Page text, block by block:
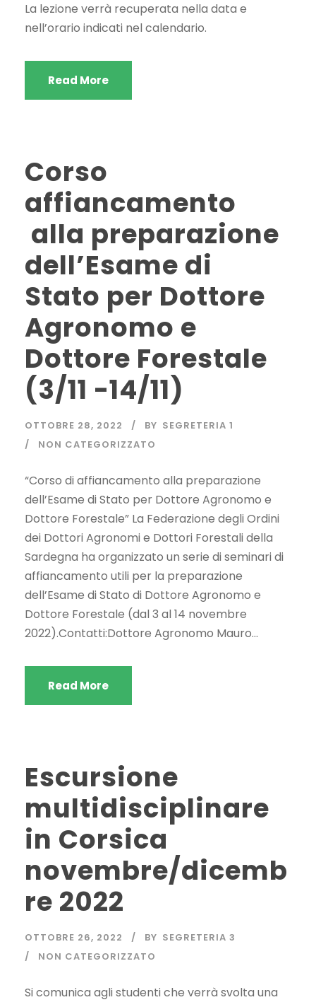
La lezione verrà recuperata nella data e
nell’orario indicati nel calendario.
Read More
Corso
affiancamento
alla preparazione
dell’Esame di
Stato per Dottore
Agronomo e
Dottore Forestale
(3/11 -14/11)
OTTOBRE 28, 2022 BY SEGRETERIA 1
NON CATEGORIZZATO
“Corso di affiancamento alla preparazione
dell’Esame di Stato per Dottore Agronomo e
Dottore Forestale” La Federazione degli Ordini
dei Dottori Agronomi e Dottori Forestali della
Sardegna ha organizzato un serie di seminari di
affiancamento utili per la preparazione
dell’Esame di Stato di Dottore Agronomo e
Dottore Forestale (dal 3 al 14 novembre
2022).Contatti:Dottore Agronomo Mauro...
Read More
Escursione
multidisciplinare
in Corsica
novembre/dicemb
re 2022
OTTOBRE 26, 2022 BY SEGRETERIA 3
NON CATEGORIZZATO
Si comunica agli studenti che verrà svolta una